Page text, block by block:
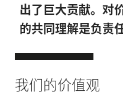
出了巨大贡献。对
的共同理解是负责
我们的价值观